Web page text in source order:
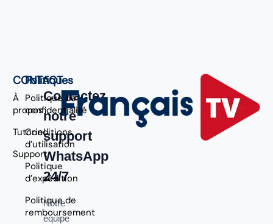
CONTACT
À
propos
Tutoriel
Support
Politiques
Politique de
confidentialité
Conditions
d’utilisation
Politique
d’expédition
Politique de
remboursement
Contactez
notre
support
WhatsApp
24/7
Notre
équipe